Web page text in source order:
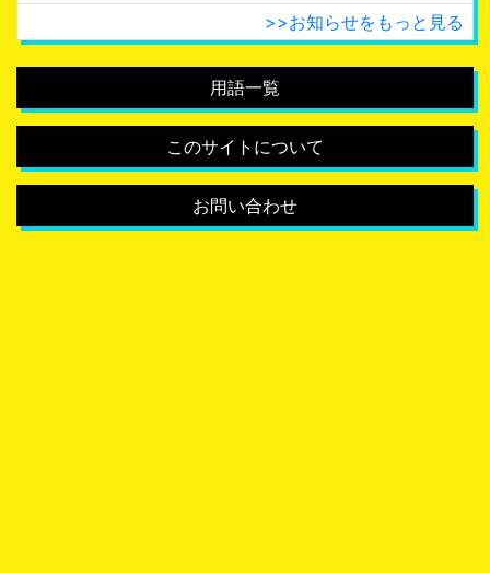
>>お知らせをもっと見る
用語一覧
このサイトについて
お問い合わせ